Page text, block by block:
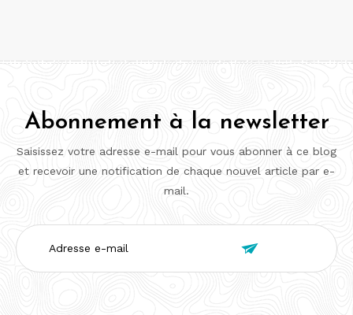
Abonnement à la newsletter
Saisissez votre adresse e-mail pour vous abonner à ce blog
et recevoir une notification de chaque nouvel article par e-
mail.
Adresse
e-
mail
